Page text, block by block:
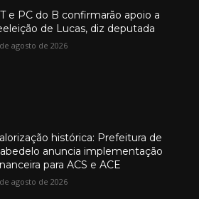
e PC do B confirmarão apoio a
de Lucas, diz deputada
agosto de 2026
histórica: Prefeitura de
anuncia implementação
para ACS e ACE
agosto de 2026